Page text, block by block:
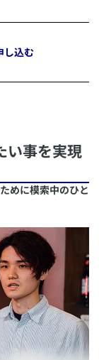
し込む
い事を実現
めに模索中のひと